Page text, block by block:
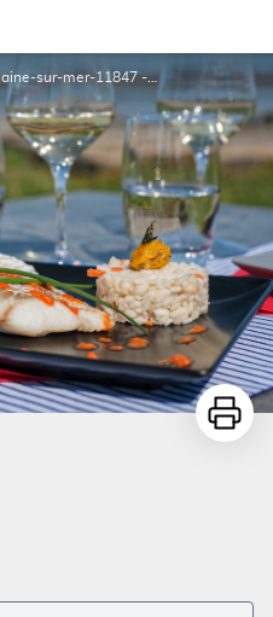
restaurant-la-tara-la-plaine-sur-mer-11847 - Patrick Gérard
Voir l'image en plein écran